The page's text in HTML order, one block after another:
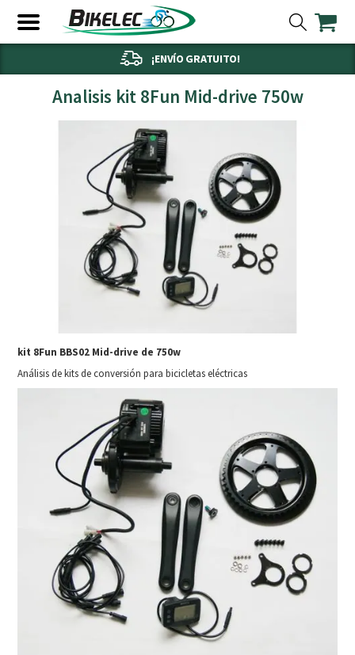
¡ENVÍO GRATUITO!
Analisis kit 8Fun Mid-drive 750w
kit 8Fun BBS02 Mid-drive de 750w
Análisis de kits de conversión para bicicletas eléctricas